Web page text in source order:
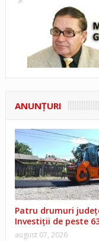
ANUNŢURI
Patru drumuri
Investiții de peste
august 07, 2026